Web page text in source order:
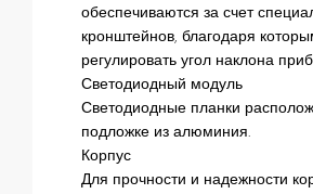
обеспечиваются за счет
кронштейнов, благодаря
регулировать угол наклона
Светодиодный модуль
Светодиодные планки
подложке из алюминия.
Корпус
Для прочности и надежности